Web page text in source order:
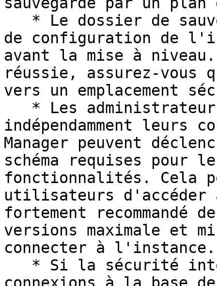
de configuration de
avant la mise à
réussie, assurez-vous
vers un emplacement
indépendamment leurs
Manager peuvent
schéma requises pour
fonctionnalités. Cela
utilisateurs d'accéder
fortement
versions maximale et
connecter à l'instance.